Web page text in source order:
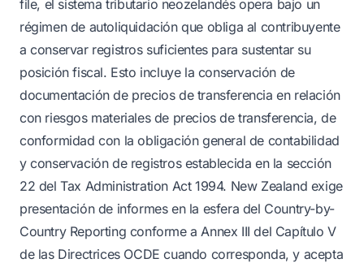
file, el sistema tributario neozelandés opera bajo un
régimen de autoliquidación que obliga al contribuyente
a conservar registros suficientes para sustentar su
posición fiscal. Esto incluye la conservación de
documentación de precios de transferencia en relación
con riesgos materiales de precios de transferencia, de
conformidad con la obligación general de contabilidad
y conservación de registros establecida en la sección
22 del Tax Administration Act 1994. New Zealand exige
presentación de informes en la esfera del Country-by-
Country Reporting conforme a Annex III del Capítulo V
de las Directrices OCDE cuando corresponda, y acepta